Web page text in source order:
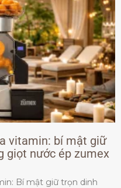
vitamin: bí mật giữ
giọt nước ép zumex
Bí mật giữ trọn dinh